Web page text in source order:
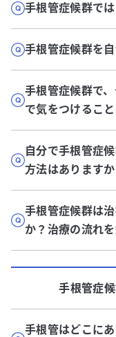
手根管症候群で
手根管症候群を
手根管症候群で
で気をつけるこ
自分で手根管症
方法はありますか
手根管症候群は
か？治療の流れを
手根管症
手根管はどこに